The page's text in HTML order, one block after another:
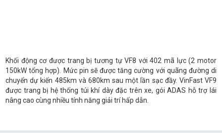
Khối động cơ được trang bị tương tự VF8 với 402 mã lực (2 motor
150kW tổng hợp). Mức pin sẽ được tăng cường với quãng đường di
chuyển dự kiến 485km và 680km sau một lần sạc đầy. VinFast VF9
được trang bị hệ thống túi khí dày đặc trên xe, gói ADAS hỗ trợ lái
nâng cao cùng nhiều tính năng giải trí hấp dẫn.